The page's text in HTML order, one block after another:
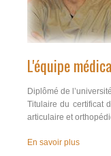
L'équipe
Diplômé de
Titulaire du certificat
articulaire et
En savoir plus